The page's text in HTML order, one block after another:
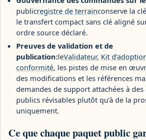
publicregistre de terrainconserve la
le transfert compact sans clé aligné
ordre source déclaré.
Preuves de validation et de
publication:leValidateur, Kit
conformité, les pistes de mise en
des modifications et les références
demandes de support attachées à des
publics révisables plutôt qu’à de la
uniquement.
Ce que chaque paquet public